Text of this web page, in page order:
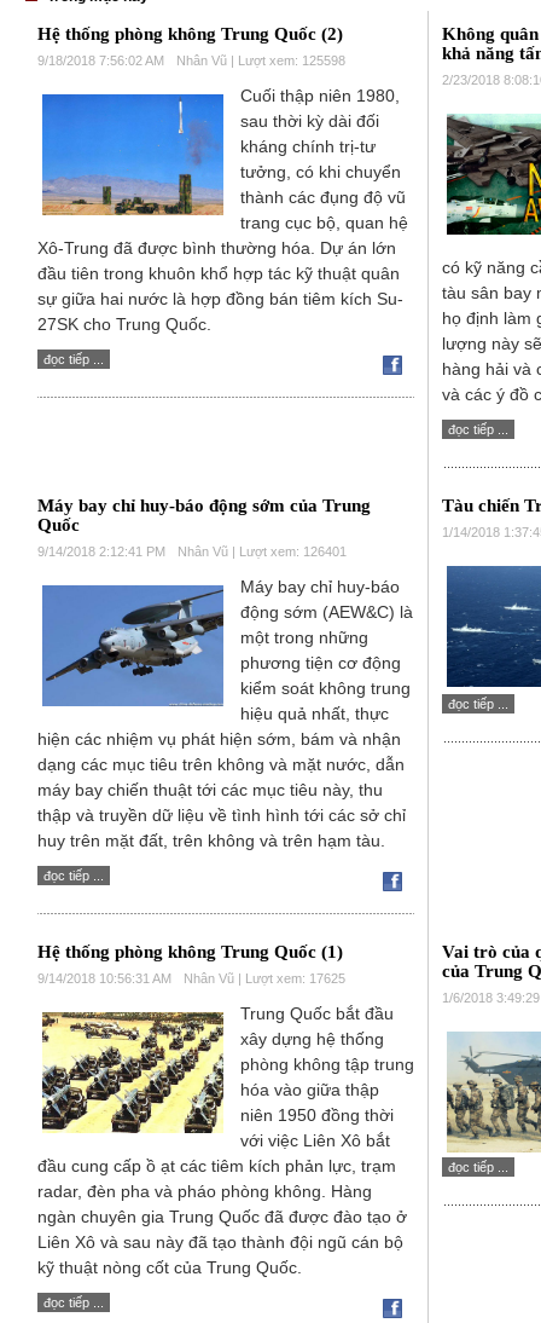
Hệ thống phòng không Trung Quốc (2)
9/18/2018 7:56:02 AM Nhân Vũ | Lượt xem: 125598
Cuối thập niên 1980,
sau thời kỳ dài đối
kháng chính trị-tư
tưởng, có khi chuyển
thành các đụng độ vũ
trang cục bộ, quan hệ
Xô-Trung đã được bình thường hóa. Dự án lớn
đầu tiên trong khuôn khổ hợp tác kỹ thuật quân
sự giữa hai nước là hợp đồng bán tiêm kích Su-
27SK cho Trung Quốc.
đọc tiếp ...
Không
khả năng
2/23/2018
có kỹ năng
tàu sân bay
họ định làm
lượng này
hàng hải và
và các ý đồ
đọc tiếp ...
Máy bay chỉ huy-báo động sớm của Trung
Quốc
9/14/2018 2:12:41 PM Nhân Vũ | Lượt xem: 126401
Máy bay chỉ huy-báo
động sớm (AEW&C) là
một trong những
phương tiện cơ động
kiểm soát không trung
hiệu quả nhất, thực
hiện các nhiệm vụ phát hiện sớm, bám và nhận
dạng các mục tiêu trên không và mặt nước, dẫn
máy bay chiến thuật tới các mục tiêu này, thu
thập và truyền dữ liệu về tình hình tới các sở chỉ
huy trên mặt đất, trên không và trên hạm tàu.
đọc tiếp ...
Tàu chiến
1/14/2018
đọc tiếp ...
Hệ thống phòng không Trung Quốc (1)
9/14/2018 10:56:31 AM Nhân Vũ | Lượt xem: 17625
Trung Quốc bắt đầu
xây dựng hệ thống
phòng không tập trung
hóa vào giữa thập
niên 1950 đồng thời
với việc Liên Xô bắt
đầu cung cấp ồ ạt các tiêm kích phản lực, trạm
radar, đèn pha và pháo phòng không. Hàng
ngàn chuyên gia Trung Quốc đã được đào tạo ở
Liên Xô và sau này đã tạo thành đội ngũ cán bộ
kỹ thuật nòng cốt của Trung Quốc.
đọc tiếp ...
Vai trò của
của Trung
1/6/2018
đọc tiếp ...